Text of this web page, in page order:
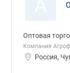
Оптовая
Компания
Россия,